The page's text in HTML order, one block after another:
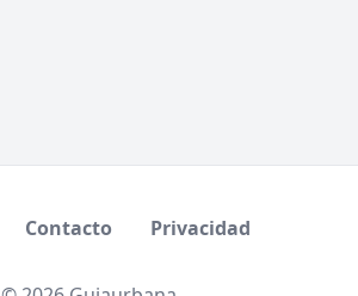
Contacto Privacidad